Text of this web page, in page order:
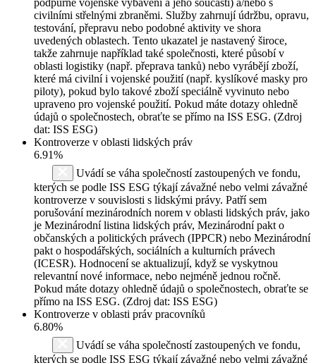
civilními střelnými zbraněmi. Služby zahrnují údržbu, opravu,
testování, přepravu nebo podobné aktivity ve shora
uvedených oblastech. Tento ukazatel je nastavený široce,
takže zahrnuje například také společnosti, které působí v
oblasti logistiky (např. přeprava tanků) nebo vyrábějí zboží,
které má civilní i vojenské použití (např. kyslíkové masky pro
piloty), pokud bylo takové zboží speciálně vyvinuto nebo
upraveno pro vojenské použití. Pokud máte dotazy ohledně
údajů o společnostech, obraťte se přímo na ISS ESG. (Zdroj
dat: ISS ESG)
Kontroverze v oblasti lidských práv
6.91%
Uvádí se váha společností zastoupených ve fondu,
kterých se podle ISS ESG týkají závažné nebo velmi závažné
kontroverze v souvislosti s lidskými právy. Patří sem
porušování mezinárodních norem v oblasti lidských práv, jako
je Mezinárodní listina lidských práv, Mezinárodní pakt o
občanských a politických právech (IPPCR) nebo Mezinárodní
pakt o hospodářských, sociálních a kulturních právech
(ICESR). Hodnocení se aktualizují, když se vyskytnou
relevantní nové informace, nebo nejméně jednou ročně.
Pokud máte dotazy ohledně údajů o společnostech, obraťte se
přímo na ISS ESG. (Zdroj dat: ISS ESG)
Kontroverze v oblasti práv pracovníků
6.80%
Uvádí se váha společností zastoupených ve fondu,
kterých se podle ISS ESG týkají závažné nebo velmi závažné